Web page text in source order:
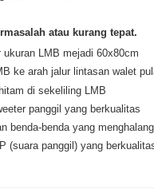
atau kurang tepat.
ukuran LMB mejadi 60x80cm
ke arah jalur lintasan walet
di sekeliling LMB
panggil yang berkualitas
benda-benda yang
(suara panggil) yang